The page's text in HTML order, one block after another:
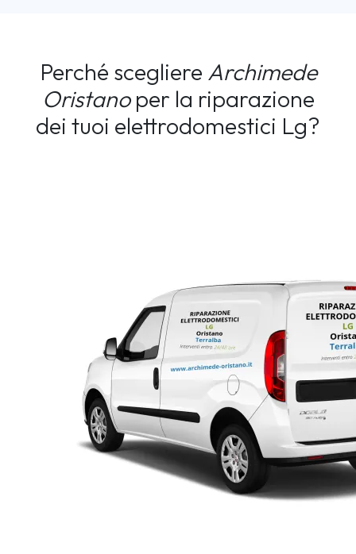
Perché scegliere Archimede
Oristanoper la riparazione
dei tuoi elettrodomestici Lg?